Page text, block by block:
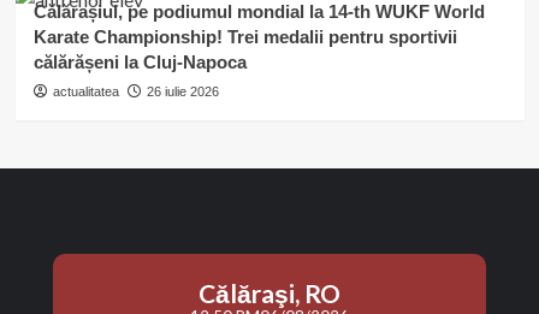
Călărașiul, pe podiumul mondial la 14-th WUKF World
Karate Championship! Trei medalii pentru sportivii
călărășeni la Cluj-Napoca
actualitatea 26 iulie 2026
Călăraşi, RO